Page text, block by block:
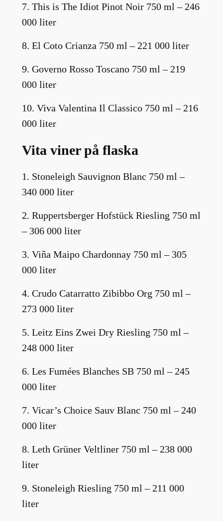
7. This is The Idiot Pinot Noir 750 ml – 246
000 liter
8. El Coto Crianza 750 ml – 221 000 liter
9. Governo Rosso Toscano 750 ml – 219
000 liter
10. Viva Valentina Il Classico 750 ml – 216
000 liter
Vita viner på flaska
1. Stoneleigh Sauvignon Blanc 750 ml –
340 000 liter
2. Ruppertsberger Hofstück Riesling 750 ml
– 306 000 liter
3. Viña Maipo Chardonnay 750 ml – 305
000 liter
4. Crudo Catarratto Zibibbo Org 750 ml –
273 000 liter
5. Leitz Eins Zwei Dry Riesling 750 ml –
248 000 liter
6. Les Fumées Blanches SB 750 ml – 245
000 liter
7. Vicar’s Choice Sauv Blanc 750 ml – 240
000 liter
8. Leth Grüner Veltliner 750 ml – 238 000
liter
9. Stoneleigh Riesling 750 ml – 211 000
liter